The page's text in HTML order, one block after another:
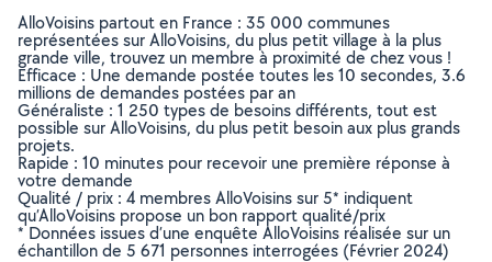
AlloVoisins partout en France : 35 000 communes
représentées sur AlloVoisins, du plus petit village à la plus
grande ville, trouvez un membre à proximité de chez vous !
Efficace : Une demande postée toutes les 10 secondes, 3.6
millions de demandes postées par an
Généraliste : 1 250 types de besoins différents, tout est
possible sur AlloVoisins, du plus petit besoin aux plus grands
projets.
Rapide : 10 minutes pour recevoir une première réponse à
votre demande
Qualité / prix : 4 membres AlloVoisins sur 5* indiquent
qu’AlloVoisins propose un bon rapport qualité/prix
* Données issues d’une enquête AlloVoisins réalisée sur un
échantillon de 5 671 personnes interrogées (Février 2024)